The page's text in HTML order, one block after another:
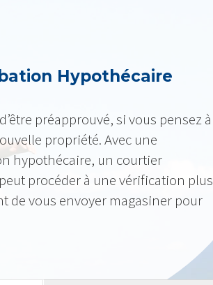
Hypothécaire
préapprouvé, si vous pensez à
propriété. Avec une
hypothécaire, un courtier
procéder à une vérification plus
de vous envoyer magasiner pour